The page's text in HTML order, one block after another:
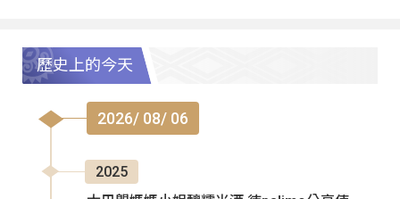
歷史上的今天
2026/ 08/ 06
2025